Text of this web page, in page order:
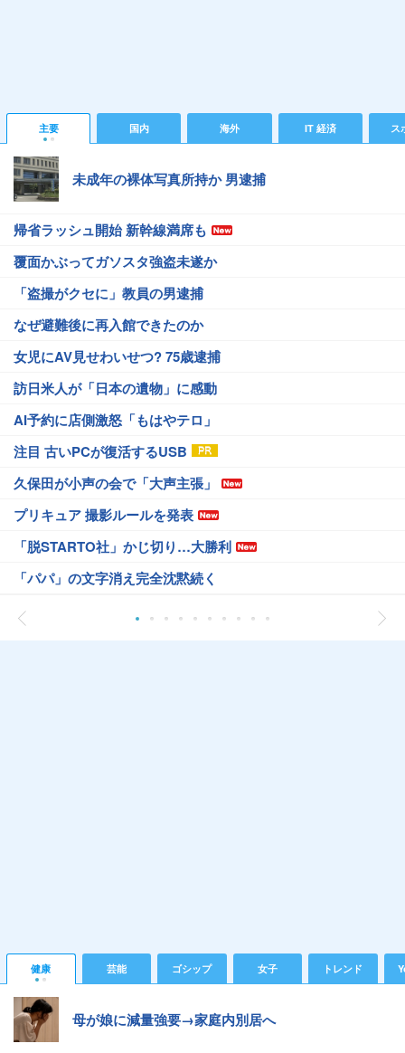
主要 国内 海外 IT 経済 ス
未成年の裸体写真所持か 男逮捕
帰省ラッシュ開始 新幹線満席も
覆面かぶってガソスタ強盗未遂か
「盗撮がクセに」教員の男逮捕
なぜ避難後に再入館できたのか
女児にAV見せわいせつ? 75歳逮捕
訪日米人が「日本の遺物」に感動
AI予約に店側激怒「もはやテロ」
注目 古いPCが復活するUSB
久保田が小声の会で「大声主張」
プリキュア 撮影ルールを発表
「脱STARTO社」かじ切り…大勝利
「パパ」の文字消え完全沈黙続く
健康 芸能 ゴシップ 女子 トレンド
母が娘に減量強要→家庭内別居へ